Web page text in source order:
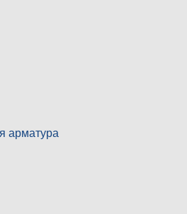
арматура